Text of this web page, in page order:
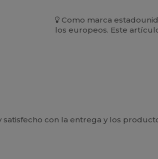
Como marca
los europeos. Este
con la entrega y los